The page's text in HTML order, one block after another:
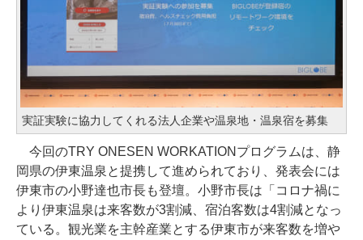
実証実験に協力してくれる法人企業や温泉地・温泉宿を募集
今回のTRY ONESEN WORKATIONプログラムは、静
岡県の伊東温泉と提携して進められており、発表会には
伊東市の小野達也市長も登壇。小野市長は「コロナ禍に
より伊東温泉は来客数が3割減、宿泊客数は4割減となっ
ている。観光業を主幹産業とする伊東市が来客数を増や